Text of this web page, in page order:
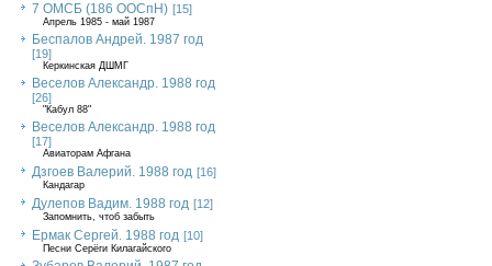
7 ОМСБ (186 ООСпН) [15]
Апрель 1985 - май 1987
Беспалов Андрей. 1987 год
[19]
Керкинская ДШМГ
Веселов Александр. 1988 год
[26]
"Кабул 88"
Веселов Александр. 1988 год
[17]
Авиаторам Афгана
Дзгоев Валерий. 1988 год [16]
Кандагар
Дулепов Вадим. 1988 год [12]
Запомнить, чтоб забыть
Ермак Сергей. 1988 год [10]
Песни Серёги Килагайского